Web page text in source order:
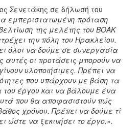
Σενετάκης σε δήλωσή του
εμπεριστατωμένη πρόταση
της μελέτης του ΒΟΑΚ
την πόλη του Ηρακλείου.
όλοι να δούμε σε συνεργασία
αυτές οι προτάσεις μπορούν να
υλοποιήσιμες. Πρέπει να
που υπάρχουν με βάση τα
του έργου και να βάλουμε ένα
που θα αποφασιστούν πώς
χρόνου. Πρέπει να δούμε τί
ώστε να ξεκινήσει το έργο.».